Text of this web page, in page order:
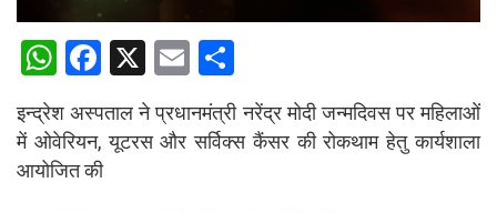
W
at
s
F
ce
b
X
E
m
ail
h
ar
इन्द्रेश अस्पताल ने प्रधानमंत्री नरेंद्र मोदी जन्मदिवस पर महिलाओं
में ओवेरियन, यूटरस और सर्विक्स कैंसर की रोकथाम हेतु कार्यशाला
आयोजित की